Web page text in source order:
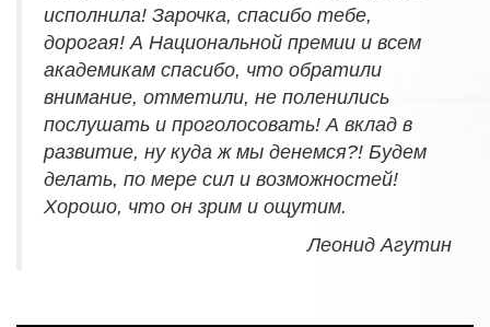
исполнила! Зарочка, спасибо тебе,
дорогая! А Национальной премии и всем
академикам спасибо, что обратили
внимание, отметили, не поленились
послушать и проголосовать! А вклад в
развитие, ну куда ж мы денемся?! Будем
делать, по мере сил и возможностей!
Хорошо, что он зрим и ощутим.
Леонид Агутин